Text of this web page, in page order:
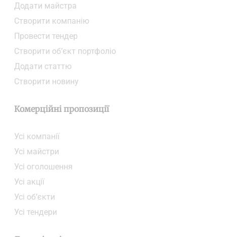
Додати майстра
Створити компанiю
Провести тендер
Створити об’єкт портфоліо
Додати статтю
Створити новину
Комерційні пропозиції
Усі компанії
Усі майстри
Усі оголошення
Усі акції
Усі об’єкти
Усі тендери